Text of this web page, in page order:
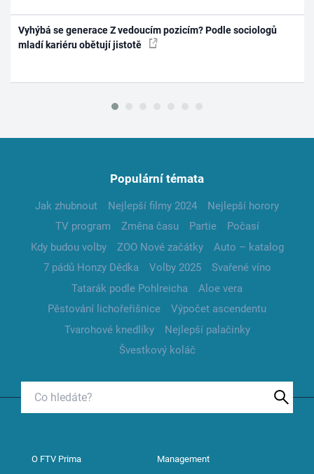
Vyhýbá se generace Z vedoucím pozicím? Podle sociologů
mladí kariéru obětují jistotě
Populární témata
Jak zhubnout Nejlepší filmy 2024
Nejlepší horory
TV program
Změna času Partie
Počasí
Kdy budou volby
ZOO Nové začátky
Auto – katalog
7 pádů Honzy Dědka
Volby 2025
Svařené víno
Tatarák podle Pohlreicha
Aloe vera
Pěstování lichořeřišnice
Výpočet ascendentu
Tvarohové knedlíky
Nejlepší palačinky
Švestkový koláč
O FTV Prima Management